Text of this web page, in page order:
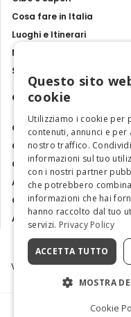
Cosa fare in Italia
Luoghi e Itinerari
Mostre, eventi e spettacoli
Storie e tradizioni
Contatti
Chi siamo
Collabora con noi
Contatti
Ambasciatrice
Osservatorio Turismo
Area Riservata
Visit Italy Srl | Via Filippo
INFORMATIVA SULLA
Questo sito
cookie
Utilizziamo i cookie per
contenuti, annunci e per
nostro traffico.
informazioni sul tuo
con i nostri partner
che potrebbero
informazioni che hai
hanno raccolto dal tuo
servizi. Privacy Policy
ACCETTA TUTTO
MOSTRA
Cookie